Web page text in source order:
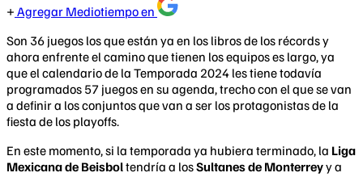
Agregar Mediotiempo en
Son 36 juegos los que están ya en los libros de los récords y
ahora enfrente el camino que tienen los equipos es largo, ya
que el calendario de la Temporada 2024 les tiene todavía
programados 57 juegos en su agenda, trecho con el que se van
a definir a los conjuntos que van a ser los protagonistas de la
fiesta de los playoffs.
En este momento, si la temporada ya hubiera terminado, la Liga
Mexicana de Beisboltendría a losSultanes de Monterreyy a